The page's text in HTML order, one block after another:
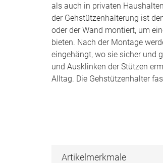
als auch in privaten
der Gehstützenhalterung ist
oder der Wand montiert, um
bieten. Nach der Montage
eingehängt, wo sie sicher und
und Ausklinken der Stützen
Alltag. Die Gehstützenhalter
Artikelmerkmale